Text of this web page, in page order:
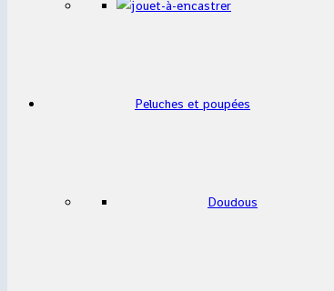
Peluches et poupées
Doudous